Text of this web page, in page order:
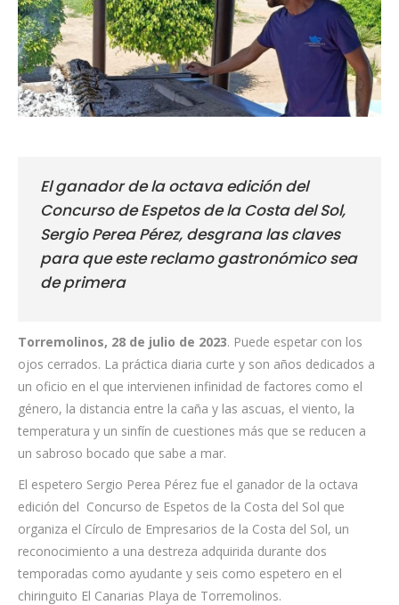
El ganador de la octava edición del
Concurso de Espetos de la Costa del Sol,
Sergio Perea Pérez, desgrana las claves
para que este reclamo gastronómico sea
de primera
Torremolinos, 28 de julio de 2023. Puede espetar con los
ojos cerrados. La práctica diaria curte y son años dedicados a
un oficio en el que intervienen infinidad de factores como el
género, la distancia entre la caña y las ascuas, el viento, la
temperatura y un sinfín de cuestiones más que se reducen a
un sabroso bocado que sabe a mar.
El espetero Sergio Perea Pérez fue el ganador de la octava
edición del Concurso de Espetos de la Costa del Sol que
organiza el Círculo de Empresarios de la Costa del Sol, un
reconocimiento a una destreza adquirida durante dos
temporadas como ayudante y seis como espetero en el
chiringuito El Canarias Playa de Torremolinos.